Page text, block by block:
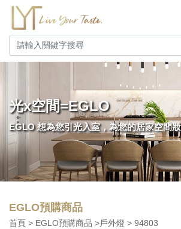
光x空間=EGLO
EGLO 想為您引光入室，為您的居家空間
EGLO預購商品
首頁 > EGLO預購商品 >戶外燈 > 94803